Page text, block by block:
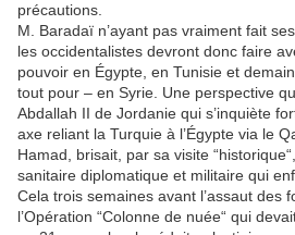
précautions.
M. Baradaï n’ayant pas vraiment fait
les occidentalistes devront donc faire
pouvoir en Égypte, en Tunisie et
tout pour – en Syrie. Une perspective
Abdallah II de Jordanie qui s’inquiète
axe reliant la Turquie à l’Égypte via le
Hamad, brisait, par sa visite
sanitaire diplomatique et militaire qui
Cela trois semaines avant l’assaut des
l’Opération “Colonne de nuée“ qui